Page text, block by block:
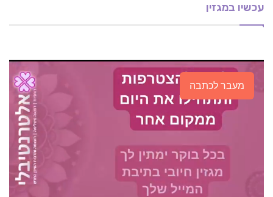
עכשיו במגזין
מעבר לכתבה